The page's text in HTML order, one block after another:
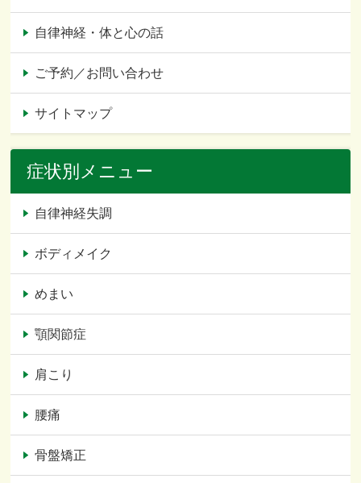
自律神経・体と心の話
ご予約／お問い合わせ
サイトマップ
症状別メニュー
自律神経失調
ボディメイク
めまい
顎関節症
肩こり
腰痛
骨盤矯正